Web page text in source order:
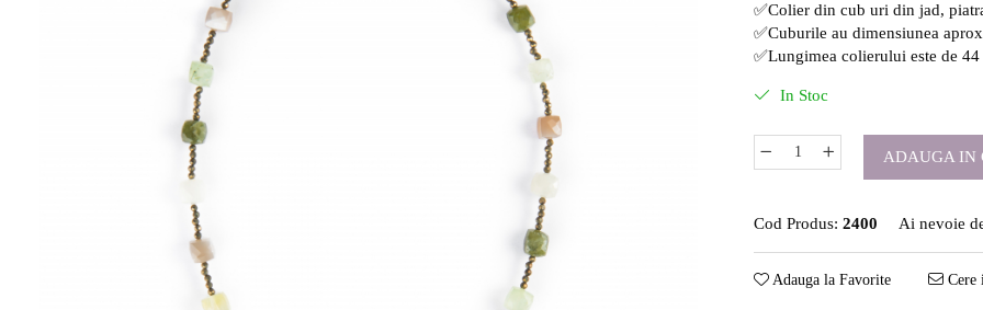
✅Colier din cub uri din jad,
✅Cuburile au dimensiunea
✅Lungimea colierului este de
In Stoc
ADAUGA IN
Cod Produs: 2400 Ai nevoie
Adauga la Favorite Cere